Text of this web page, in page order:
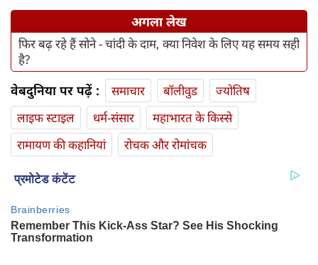
अगला लेख
फिर बढ़ रहे हैं सोने - चांदी के दाम, क्या निवेश के लिए यह समय सही
है?
वेबदुनिया पर पढ़ें : समाचार बॉलीवुड
ज्योतिष
लाइफ स्‍टाइल
धर्म-संसार
महाभारत के किस्से
रामायण की कहानियां
रोचक और रोमांचक